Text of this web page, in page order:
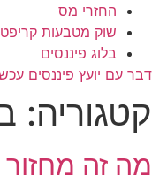
החזרי מס
שוק מטבעות
בלוג פיננסים
דבר עם יועץ פיננסים
קטגוריה:
מה זה